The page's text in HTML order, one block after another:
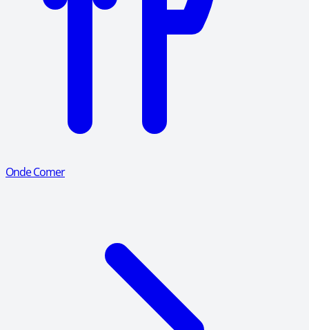
Onde Comer